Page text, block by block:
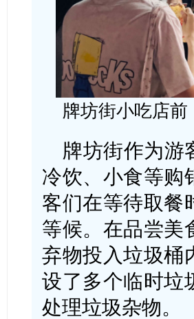
牌坊街小吃店
牌坊街作为游
冷饮、小食等购
客们在等待取餐
等候。在品尝美
弃物投入垃圾桶
设了多个临时垃
处理垃圾杂物。